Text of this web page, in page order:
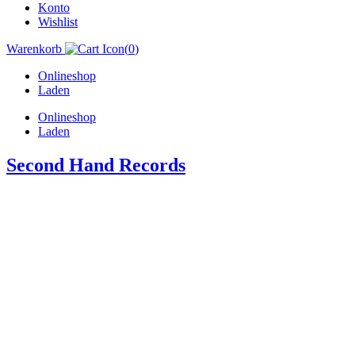
Konto
Wishlist
Warenkorb
(0)
Onlineshop
Laden
Onlineshop
Laden
Second Hand Records